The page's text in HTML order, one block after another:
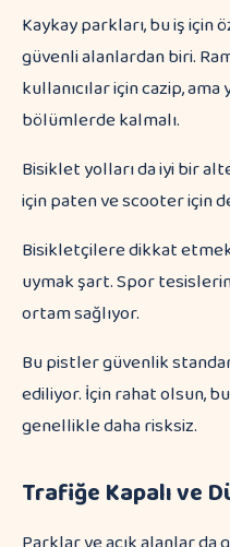
Kaykay parkları, bu iş için
güvenli alanlardan biri.
kullanıcılar için cazip,
bölümlerde kalmalı.
Bisiklet yolları da iyi bir
için paten ve scooter için
Bisikletçilere dikkat
uymak şart. Spor
ortam sağlıyor.
Bu pistler güvenlik
ediliyor. İçin rahat olsun,
genellikle daha risksiz.
Trafiğe Kapalı ve